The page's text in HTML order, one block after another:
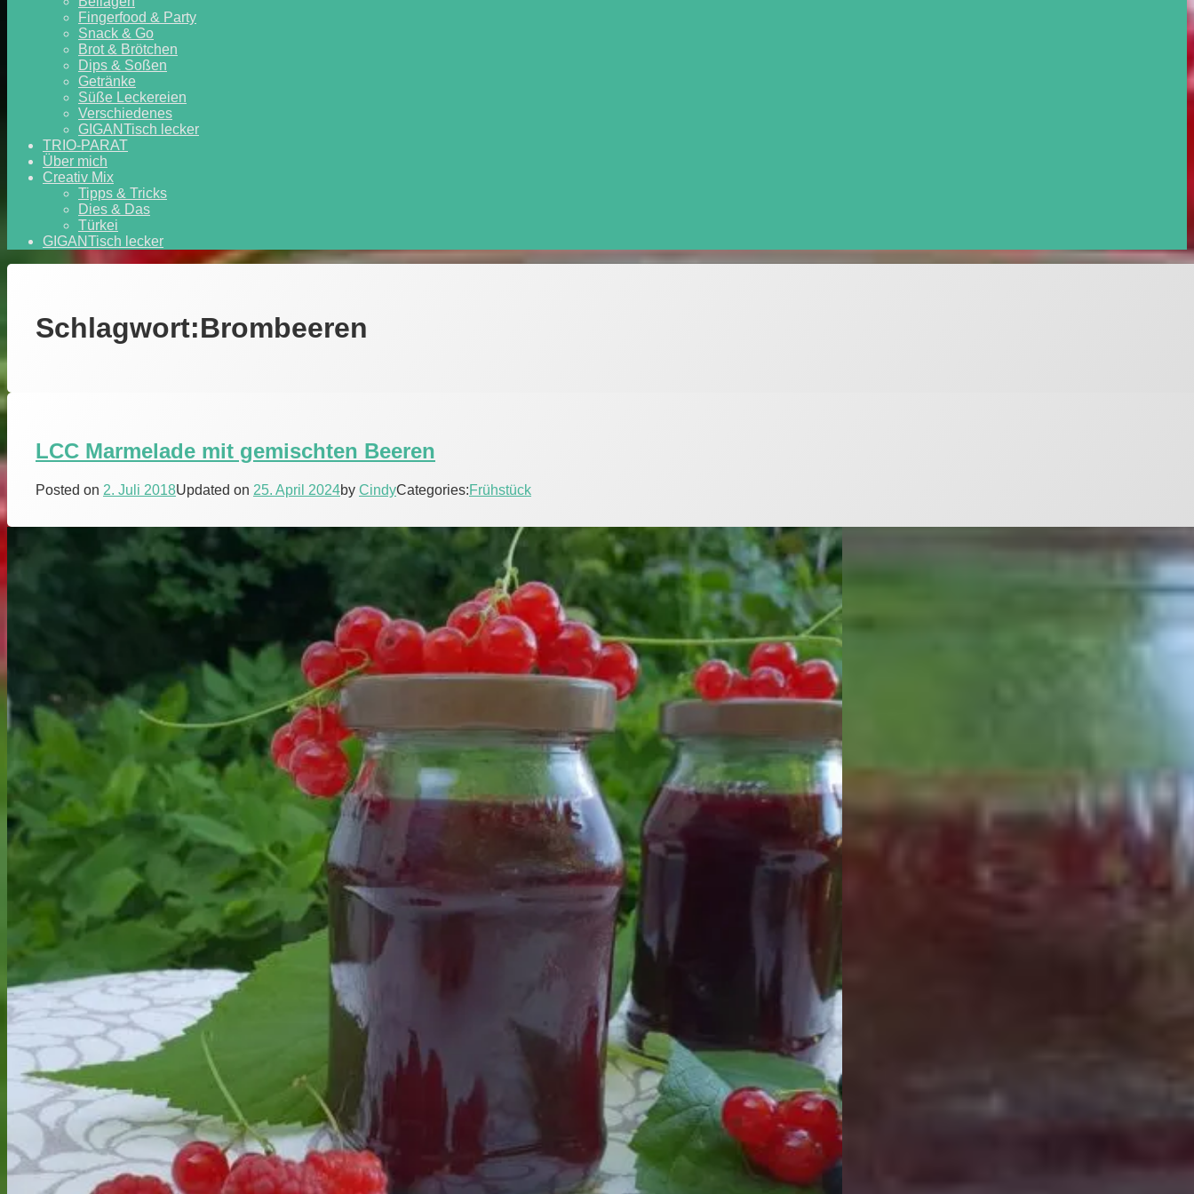
Fingerfood & Party
Snack & Go
Brot & Brötchen
Dips & Soßen
Getränke
Süße Leckereien
Verschiedenes
GIGANTisch lecker
TRIO-PARAT
Über mich
Creativ Mix
Tipps & Tricks
Dies & Das
Türkei
GIGANTisch lecker
Schlagwort:Brombeeren
LCC Marmelade mit gemischten Beeren
Posted on 2. Juli 2018Updated on 25. April 2024by CindyCategories:Frühstück